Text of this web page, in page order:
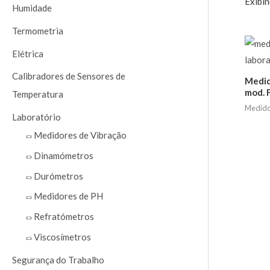
a
o
r
:
Humidade
Termometria
Elétrica
Calibradores de Sensores de
Temperatura
Laboratório
Medidores de Vibração
Dinamómetros
Durómetros
Medidores de PH
Refratómetros
Viscosímetros
Segurança do Trabalho
mod.